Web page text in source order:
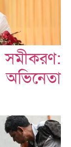
সমীকরণ: